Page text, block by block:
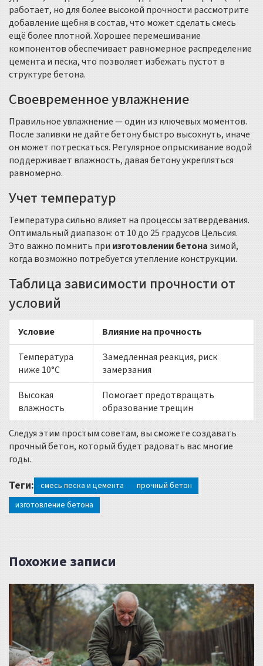
работает, но для более высокой прочности рассмотрите
добавление щебня в состав, что может сделать смесь
ещё более плотной. Хорошее перемешивание
компонентов обеспечивает равномерное распределение
цемента и песка, что позволяет избежать пустот в
структуре бетона.
Своевременное увлажнение
Правильное увлажнение — один из ключевых моментов.
После заливки не дайте бетону быстро высохнуть, иначе
он может потрескаться. Регулярное опрыскивание водой
поддерживает влажность, давая бетону укрепляться
равномерно.
Учет температур
Температура сильно влияет на процессы затвердевания.
Оптимальный диапазон: от 10 до 25 градусов Цельсия.
Это важно помнить при изготовлении бетона зимой,
когда возможно потребуется утепление конструкции.
Таблица зависимости прочности от
условий
Условие
Влияние на прочность
Температура
ниже 10°C
Замедленная реакция, риск
замерзания
Высокая
влажность
Помогает предотвращать
образование трещин
Следуя этим простым советам, вы сможете создавать
прочный бетон, который будет радовать вас многие
годы.
Теги: смесь песка и цемента
прочный бетон
изготовление бетона
Похожие записи